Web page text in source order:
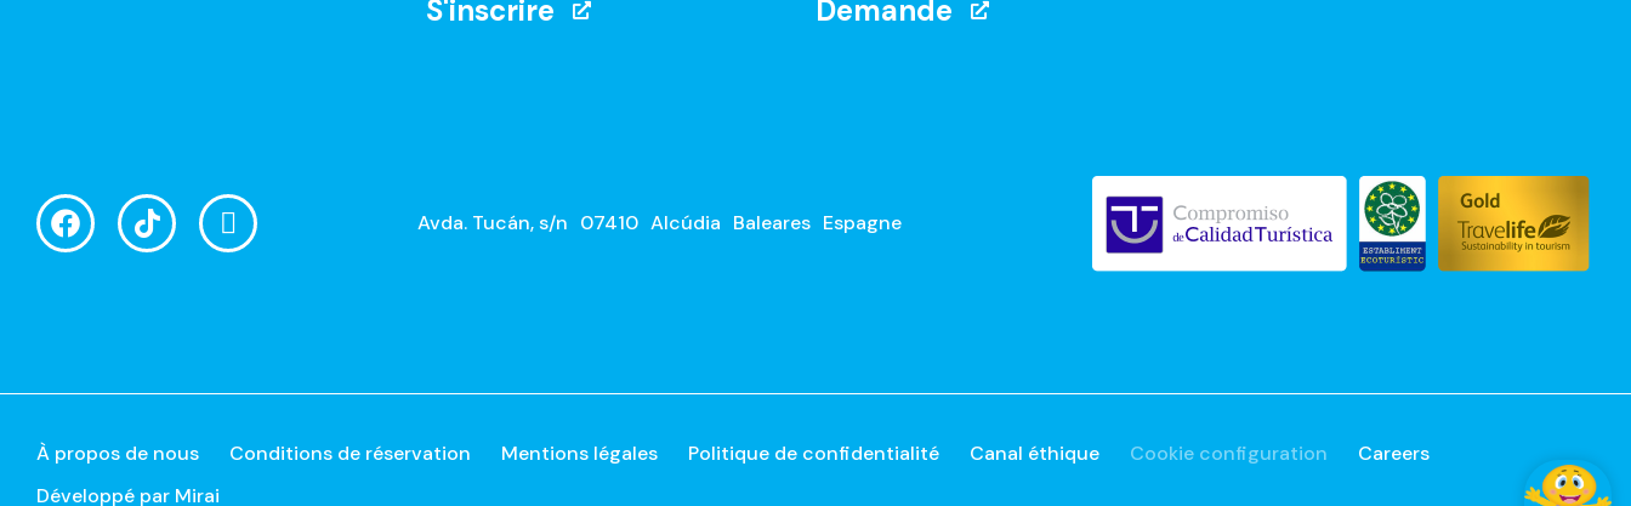
S'inscrire Demande
Avda. Tucán, s/n 07410 Alcúdia Baleares Espagne
À propos de nous Conditions de réservation Mentions légales Politique de confidentialité Canal éthique Cookie configuration
Careers
Développé par Mirai